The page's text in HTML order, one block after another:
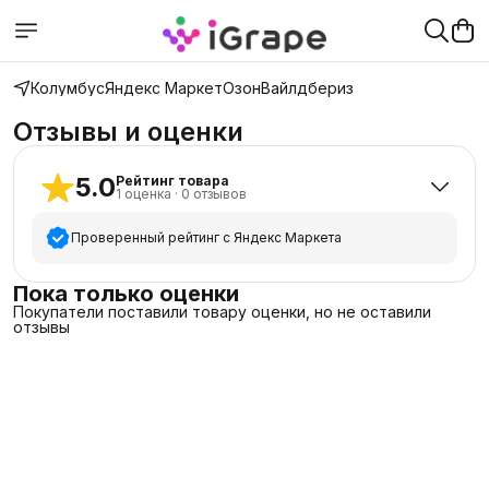
КолумбусЯндекс МаркетОзонВайлдбериз
Отзывы и оценки
5.0Рейтинг товара
1 оценка · 0 отзывов
Проверенный рейтинг с Яндекс Маркета
5 звёзд
1
4 звезды
Пока только оценки
Покупатели поставили товару оценки, но не оставили
отзывы